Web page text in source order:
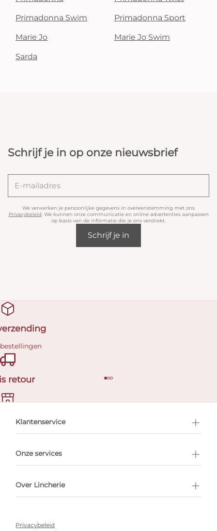
Primadonna Swim Primadonna Sport
Marie Jo Marie Jo Swim
Sarda
Schrijf je in op onze nieuwsbrief
We verwerken je persoonlijke gegevens in overeenstemming met ons
Privacybeleid. We kunnen onze communicatie en online advertenties aanpassen
op basis van de informatie die je ons verstrekt.
Schrijf je in
retour
afspraak
Klantenservice
Onze services
Over Lincherie
Privacybeleid